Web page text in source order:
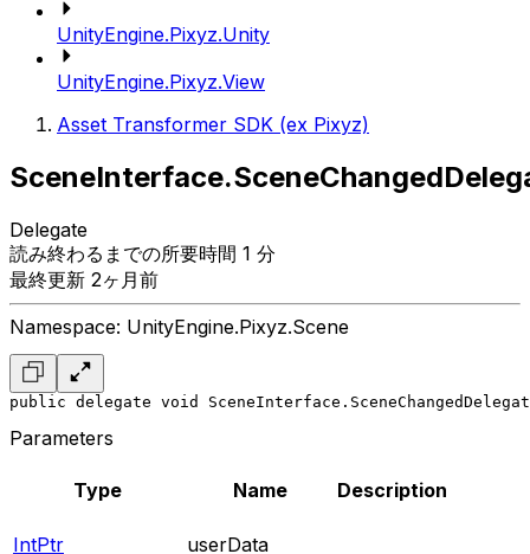
UnityEngine.Pixyz.Unity
UnityEngine.Pixyz.View
Asset Transformer SDK (ex Pixyz)
Delegate
読み終わるまでの所要時間 1 分
最終更新 2ヶ月前
Namespace: UnityEngine.Pixyz.Scene
public delegate void
Parameters
Type Name Description
IntPtr
userData